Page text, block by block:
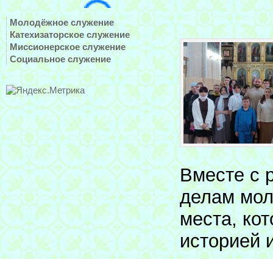
Молодёжное служение
Катехизаторское служение
Миссионерское служение
Социальное служение
Вместе с
делам
места,
историей